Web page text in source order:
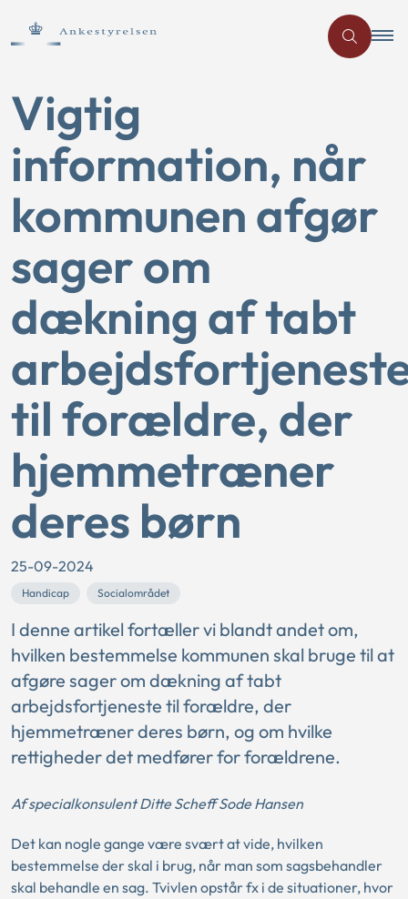
Vigtig
information, når
kommunen afgør
sager om
dækning af tabt
til forældre, der
hjemmetræner
deres børn
25-09-2024
Handicap Socialområdet
I denne artikel fortæller vi blandt andet om,
hvilken bestemmelse kommunen skal bruge til at
afgøre sager om dækning af tabt
arbejdsfortjeneste til forældre, der
hjemmetræner deres børn, og om hvilke
rettigheder det medfører for forældrene.
Af specialkonsulent Ditte Scheff Sode Hansen
Det kan nogle gange være svært at vide, hvilken
bestemmelse der skal i brug, når man som sagsbehandler
skal behandle en sag. Tvivlen opstår fx i de situationer, hvor